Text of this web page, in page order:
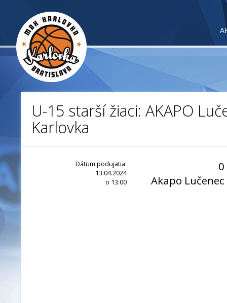
U-15 starší žiaci: AKAPO
Karlovka
Dátum podujatia:
13.04.2024
o 13:00
0
Akapo Lučenec